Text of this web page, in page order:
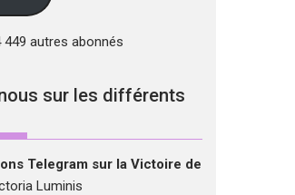
449 autres abonnés
sur les différents
Telegram sur la Victoire de
Luminis